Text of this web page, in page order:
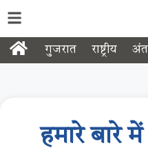
गुजरात राष्ट्रीय
हमारे बारे